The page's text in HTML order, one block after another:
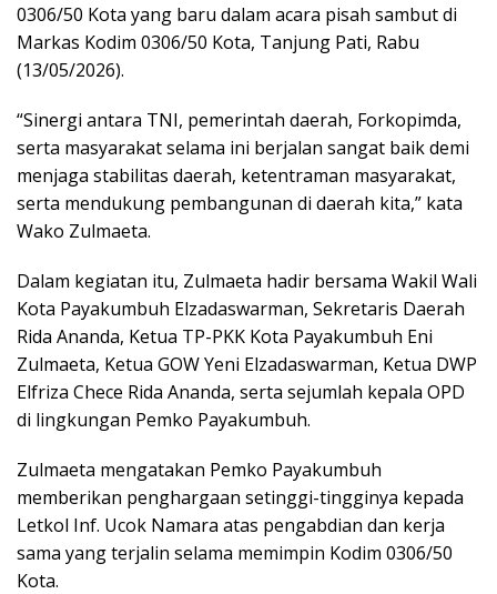
0306/50 Kota yang baru dalam acara pisah sambut di
Markas Kodim 0306/50 Kota, Tanjung Pati, Rabu
(13/05/2026).
“Sinergi antara TNI, pemerintah daerah, Forkopimda,
serta masyarakat selama ini berjalan sangat baik demi
menjaga stabilitas daerah, ketentraman masyarakat,
serta mendukung pembangunan di daerah kita,” kata
Wako Zulmaeta.
Dalam kegiatan itu, Zulmaeta hadir bersama Wakil Wali
Kota Payakumbuh Elzadaswarman, Sekretaris Daerah
Rida Ananda, Ketua TP-PKK Kota Payakumbuh Eni
Zulmaeta, Ketua GOW Yeni Elzadaswarman, Ketua DWP
Elfriza Chece Rida Ananda, serta sejumlah kepala OPD
di lingkungan Pemko Payakumbuh.
Zulmaeta mengatakan Pemko Payakumbuh
memberikan penghargaan setinggi-tingginya kepada
Letkol Inf. Ucok Namara atas pengabdian dan kerja
sama yang terjalin selama memimpin Kodim 0306/50
Kota.